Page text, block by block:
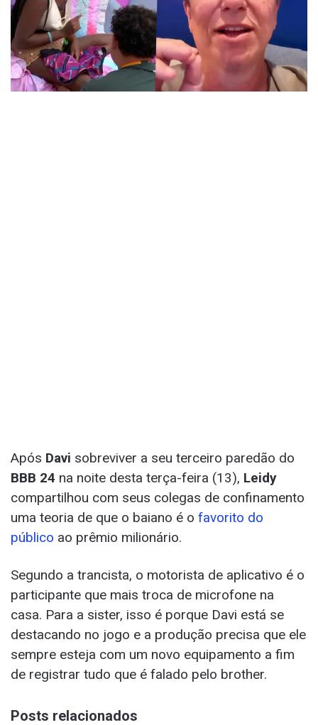
Após Davi sobreviver a seu terceiro paredão do
BBB 24 na noite desta terça-feira (13), Leidy
compartilhou com seus colegas de confinamento
uma teoria de que o baiano é o favorito do
público ao prêmio milionário.
Segundo a trancista, o motorista de aplicativo é o
participante que mais troca de microfone na
casa. Para a sister, isso é porque Davi está se
destacando no jogo e a produção precisa que ele
sempre esteja com um novo equipamento a fim
de registrar tudo que é falado pelo brother.
Posts relacionados